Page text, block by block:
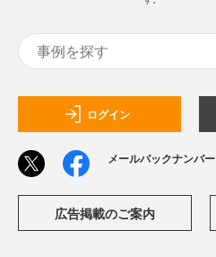
ログイン
メールバックナンバー
広告掲載のご案内